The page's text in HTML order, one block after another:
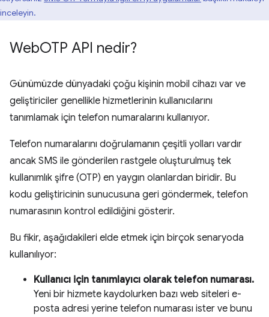
inceleyin.
WebOTP API nedir?
Günümüzde dünyadaki çoğu kişinin mobil cihazı var ve
geliştiriciler genellikle hizmetlerinin kullanıcılarını
tanımlamak için telefon numaralarını kullanıyor.
Telefon numaralarını doğrulamanın çeşitli yolları vardır
ancak SMS ile gönderilen rastgele oluşturulmuş tek
kullanımlık şifre (OTP) en yaygın olanlardan biridir. Bu
kodu geliştiricinin sunucusuna geri göndermek, telefon
numarasının kontrol edildiğini gösterir.
Bu fikir, aşağıdakileri elde etmek için birçok senaryoda
kullanılıyor:
Kullanıcı için tanımlayıcı olarak telefon numarası.
Yeni bir hizmete kaydolurken bazı web siteleri e-
posta adresi yerine telefon numarası ister ve bunu